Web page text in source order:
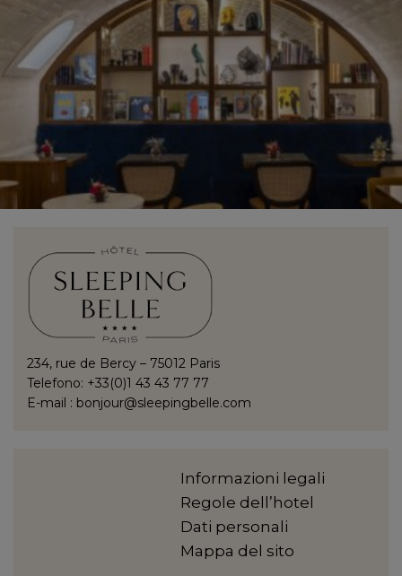
234, rue de Bercy – 75012 Paris
Telefono: +33(0)1 43 43 77 77
E-mail : bonjour@sleepingbelle.com
Informazioni legali
Regole dell’hotel
Dati personali
Mappa del sito